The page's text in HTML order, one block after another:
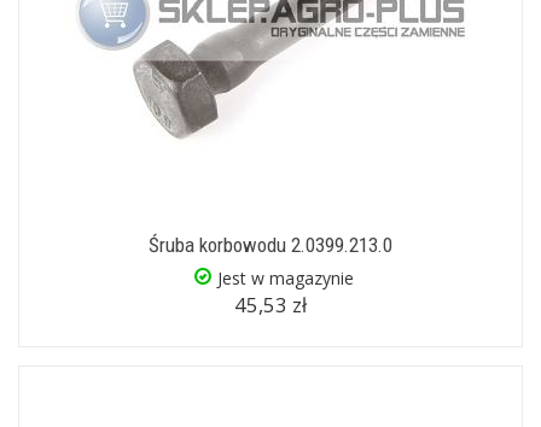
Śruba korbowodu 2.0399.213.0
Jest w magazynie
45,53 zł